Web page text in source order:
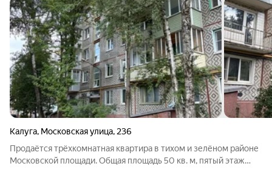
Калуга, Московская улица, 236
Продаётся трёхкомнатная квартира в тихом и зелёном районе
Московской площади. Общая площадь 50 кв. м, пятый этаж